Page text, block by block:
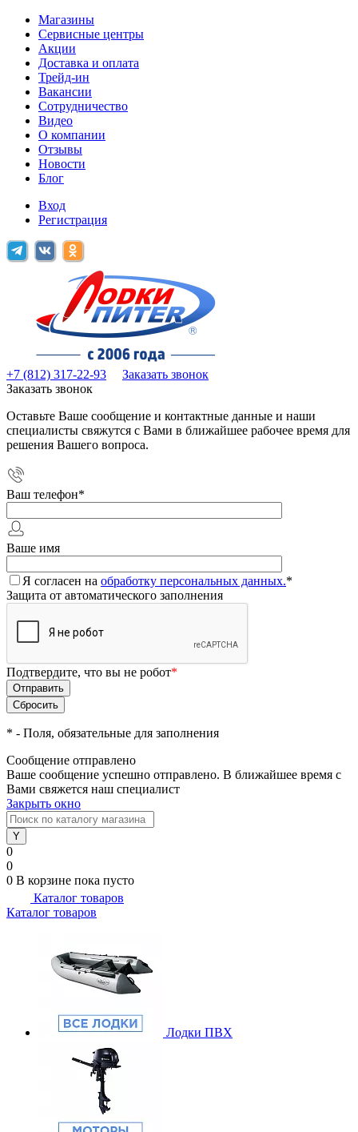
Магазины
Сервисные центры
Акции
Доставка и оплата
Трейд-ин
Вакансии
Сотрудничество
Видео
О компании
Отзывы
Новости
Блог
Вход
Регистрация
+7 (812) 317-22-93
Заказать звонок
Заказать звонок
Оставьте Ваше сообщение и контактные данные и наши
специалисты свяжутся с Вами в ближайшее рабочее время для
решения Вашего вопроса.
Ваш телефон*
Ваше имя
Я согласен на обработку персональных данных.*
Защита от автоматического заполнения
Подтвердите, что вы не робот*
* - Поля, обязательные для заполнения
Сообщение отправлено
Ваше сообщение успешно отправлено. В ближайшее время с
Вами свяжется наш специалист
Закрыть окно
0
0
0 В корзине пока пусто
Каталог товаров
Каталог товаров
Лодки ПВХ